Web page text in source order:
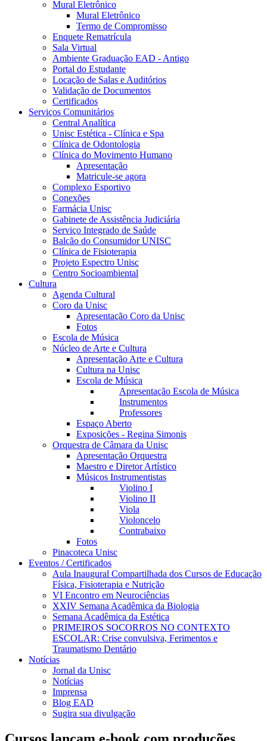
Mural Eletrônico
Mural Eletrônico
Termo de Compromisso
Enquete Rematrícula
Sala Virtual
Ambiente Graduação EAD - Antigo
Portal do Estudante
Locação de Salas e Auditórios
Validação de Documentos
Certificados
Serviços Comunitários
Central Analítica
Unisc Estética - Clínica e Spa
Clínica de Odontologia
Clínica do Movimento Humano
Apresentação
Matricule-se agora
Complexo Esportivo
Conexões
Farmácia Unisc
Gabinete de Assistência Judiciária
Serviço Integrado de Saúde
Balcão do Consumidor UNISC
Clínica de Fisioterapia
Projeto Espectro Unisc
Centro Socioambiental
Cultura
Agenda Cultural
Coro da Unisc
Apresentação Coro da Unisc
Fotos
Escola de Música
Núcleo de Arte e Cultura
Apresentação Arte e Cultura
Cultura na Unisc
Escola de Música
Apresentação Escola de Música
Instrumentos
Professores
Espaço Aberto
Exposições - Regina Simonis
Orquestra de Câmara da Unisc
Apresentação Orquestra
Maestro e Diretor Artístico
Músicos Instrumentistas
Violino I
Violino II
Viola
Violoncelo
Contrabaixo
Fotos
Pinacoteca Unisc
Eventos / Certificados
Aula Inaugural Compartilhada dos Cursos de Educação
Física, Fisioterapia e Nutrição
VI Encontro em Neurociências
XXIV Semana Acadêmica da Biologia
Semana Acadêmica da Estética
PRIMEIROS SOCORROS NO CONTEXTO
ESCOLAR: Crise convulsiva, Ferimentos e
Traumatismo Dentário
Notícias
Jornal da Unisc
Notícias
Imprensa
Blog EAD
Sugira sua divulgação